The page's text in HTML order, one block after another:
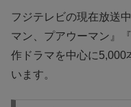
フジテレビの現在放送
マン、プアウーマン』
作ドラマを中心に5,000
います。